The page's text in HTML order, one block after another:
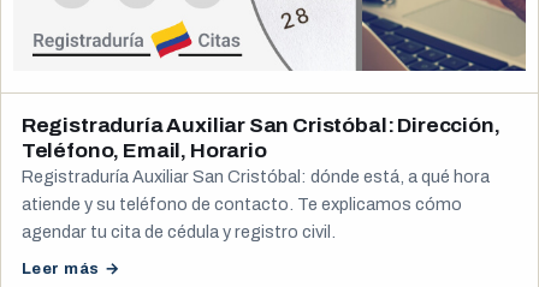
Registraduría Auxiliar San Cristóbal: Dirección,
Teléfono, Email, Horario
Registraduría Auxiliar San Cristóbal: dónde está, a qué hora
atiende y su teléfono de contacto. Te explicamos cómo
agendar tu cita de cédula y registro civil.
Leer más →